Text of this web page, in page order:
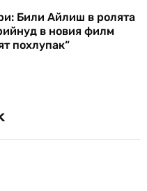
Били Айлиш в ролята
в новия филм
похлупак“